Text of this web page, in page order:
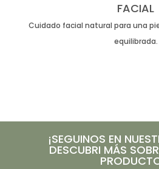
FACIAL
Cuidado facial natural para una
equilibrada.
¡SEGUINOS EN
DESCUBRI MÁS